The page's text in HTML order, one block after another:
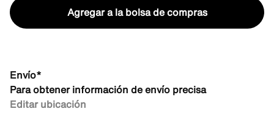
Agregar a la bolsa de compras
Envío*
Para obtener información de envío precisa
Editar ubicación